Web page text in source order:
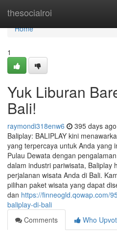
thesocialroi
Home
Home
1
Yuk Liburan
Bali!
raymondi318enw6 395 days ago
Baliplay: BALIPLAY kini
yang terpercaya untuk Anda yang
Pulau Dewata dengan
dalam industri pariwisata, Baliplay
perjalanan wisata Anda di Bali.
pilihan paket wisata yang dapat
dan https://finneogld.qowap.com/
baliplay-di-bali
Comments
Who